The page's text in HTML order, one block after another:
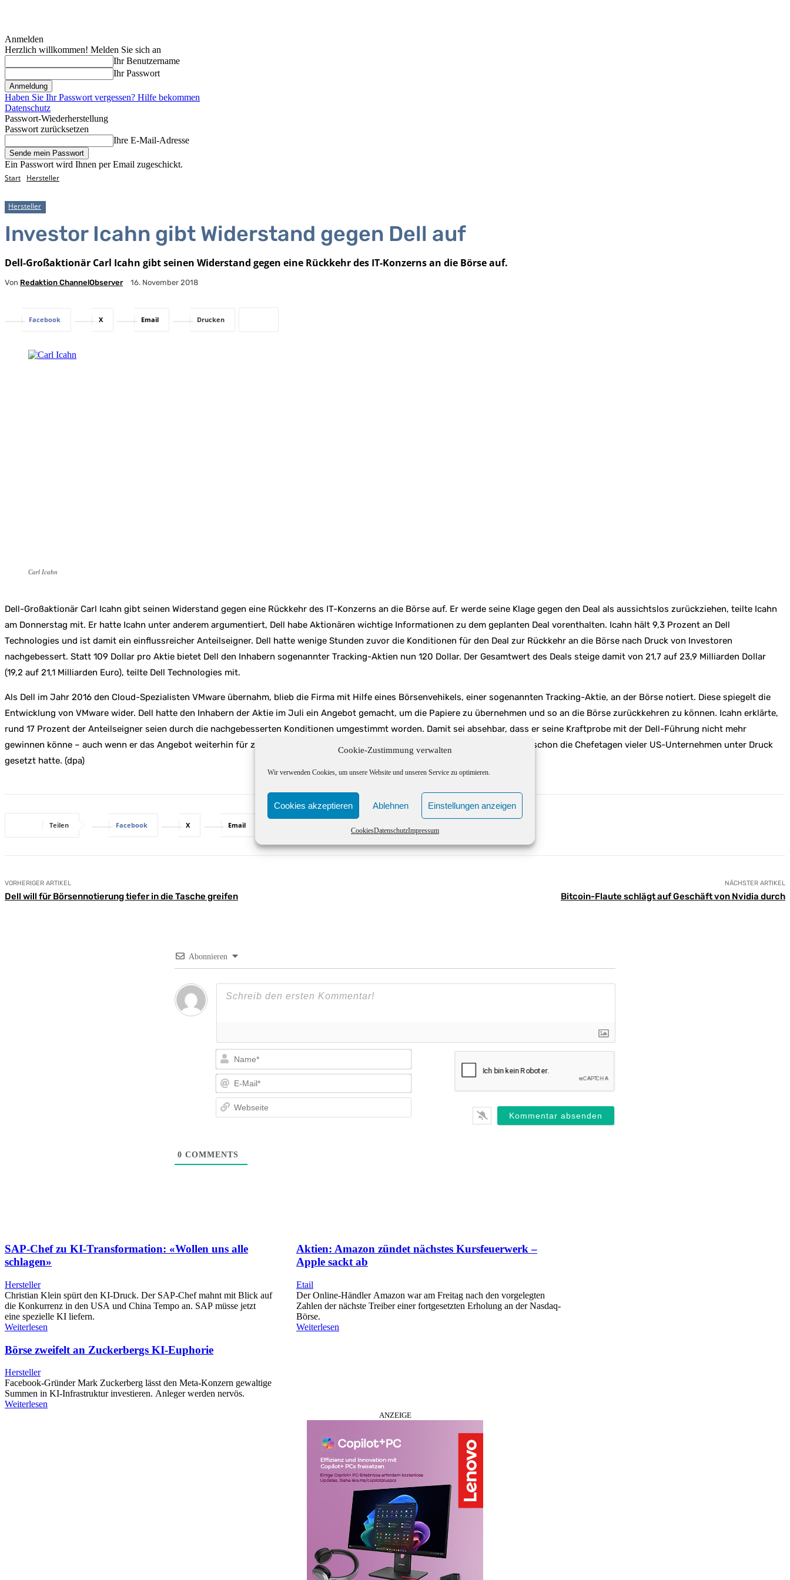
Cookie-Zustimmung verwalten
Wir verwenden Cookies, um unsere Website und unseren Service zu optimieren.
Cookies akzeptieren Ablehnen Einstellungen anzeigen
CookiesDatenschutzImpressum
Anmelden
Herzlich willkommen! Melden Sie sich an
Ihr Benutzername
Ihr Passwort
Haben Sie Ihr Passwort vergessen? Hilfe bekommen
Datenschutz
Passwort-Wiederherstellung
Passwort zurücksetzen
Ihre E-Mail-Adresse
Ein Passwort wird Ihnen per Email zugeschickt.
Start
Hersteller
Hersteller
Investor Icahn gibt Widerstand gegen Dell auf
Dell-Großaktionär Carl Icahn gibt seinen Widerstand gegen eine Rückkehr des IT-Konzerns an die Börse auf.
Von Redaktion ChannelObserver 16. November 2018
Facebook X Email Drucken
Carl Icahn
Dell-Großaktionär Carl Icahn gibt seinen Widerstand gegen eine Rückkehr des IT-Konzerns an die Börse auf. Er werde seine Klage gegen den Deal als aussichtslos zurückziehen, teilte Icahn
am Donnerstag mit. Er hatte Icahn unter anderem argumentiert, Dell habe Aktionären wichtige Informationen zu dem geplanten Deal vorenthalten. Icahn hält 9,3 Prozent an Dell
Technologies und ist damit ein einflussreicher Anteilseigner. Dell hatte wenige Stunden zuvor die Konditionen für den Deal zur Rückkehr an die Börse nach Druck von Investoren
nachgebessert. Statt 109 Dollar pro Aktie bietet Dell den Inhabern sogenannter Tracking-Aktien nun 120 Dollar. Der Gesamtwert des Deals steige damit von 21,7 auf 23,9 Milliarden Dollar
(19,2 auf 21,1 Milliarden Euro), teilte Dell Technologies mit.
Als Dell im Jahr 2016 den Cloud-Spezialisten VMware übernahm, blieb die Firma mit Hilfe eines Börsenvehikels, einer sogenannten Tracking-Aktie, an der Börse notiert. Diese spiegelt die
Entwicklung von VMware wider. Dell hatte den Inhabern der Aktie im Juli ein Angebot gemacht, um die Papiere zu übernehmen und so an die Börse zurückkehren zu können. Icahn erklärte,
rund 17 Prozent der Anteilseigner seien durch die nachgebesserten Konditionen umgestimmt worden. Damit sei absehbar, dass er seine Kraftprobe mit der Dell-Führung nicht mehr
gewinnen könne – auch wenn er das Angebot weiterhin für zu niedrig halte. Milliardär Icahn ist ein bekannter Unruhestifter, der schon die Chefetagen vieler US-Unternehmen unter Druck
gesetzt hatte. (dpa)
Teilen Facebook X Email
VORHERIGER ARTIKEL
Dell will für Börsennotierung tiefer in die Tasche greifen
NÄCHSTER ARTIKEL
Bitcoin-Flaute schlägt auf Geschäft von Nvidia durch
Abonnieren
Name*
E-
0 COMMENTS
SAP-Chef zu KI-Transformation: «Wollen uns alle
schlagen»
Hersteller
Christian Klein spürt den KI-Druck. Der SAP-Chef mahnt mit Blick auf
die Konkurrenz in den USA und China Tempo an. SAP müsse jetzt
eine spezielle KI liefern.
Weiterlesen
Aktien: Amazon zündet nächstes Kursfeuerwerk –
Apple sackt ab
Etail
Der Online-Händler Amazon war am Freitag nach den vorgelegten
Zahlen der nächste Treiber einer fortgesetzten Erholung an der Nasdaq-
Börse.
Weiterlesen
Börse zweifelt an Zuckerbergs KI-Euphorie
Hersteller
Facebook-Gründer Mark Zuckerberg lässt den Meta-Konzern gewaltige
Summen in KI-Infrastruktur investieren. Anleger werden nervös.
Weiterlesen
ANZEIGE